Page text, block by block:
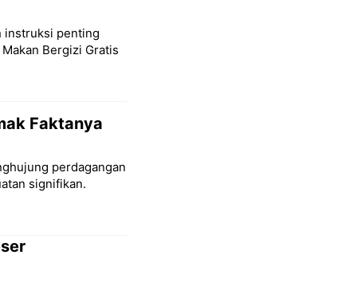
instruksi penting
Bergizi Gratis
Faktanya
perdagangan
signifikan.